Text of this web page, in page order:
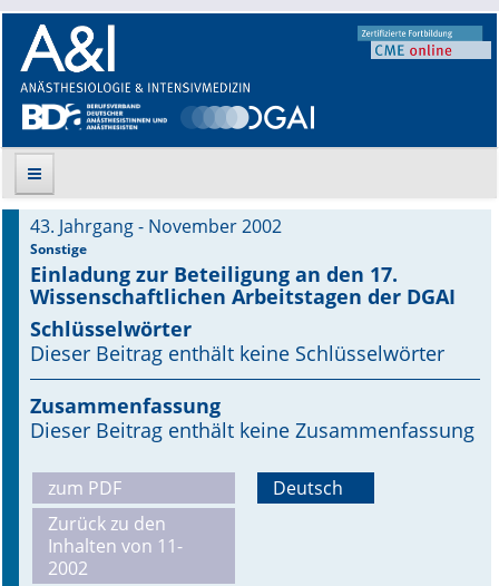
Suche
Aktuelle Ausgabe
Leitlinien
Archiv
Supplements
Supplements OrphanAnesthesia
Online First
43. Jahrgang - November 2002
Sonstige
Einladung zur Beteiligung an den 17.
Wissenschaftlichen Arbeitstagen der DGAI
Schlüsselwörter
Dieser Beitrag enthält keine Schlüsselwörter
Zusammenfassung
Dieser Beitrag enthält keine Zusammenfassung
zum PDF
Zurück zu den
Inhalten von 11-
2002
Deutsch